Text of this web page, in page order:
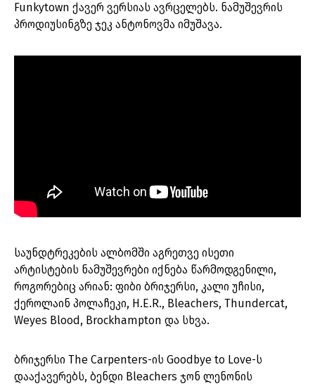
Funkytown ქავერ ვერსიას ავრცელებს. ნამუშევრის
პროდიუსინგზე ჯეკ ანტონოვმა იმუშავა.
საუნდტრეკების ალბომში აგრეთვე ისეთი
არტისტების ნამუშევრები იქნება წარმოდგენილი,
როგორებიც არიან: ფიბი ბრიჯერსი, კალი უჩისი,
ქეროლაინ პოლაჩეკი, H.E.R., Bleachers, Thundercat,
Weyes Blood, Brockhampton და სხვა.
ბრიჯერსი The Carpenters-ის Goodbye to Love-ს
დააქავერებს, ბენდი Bleachers ჯონ ლენონის